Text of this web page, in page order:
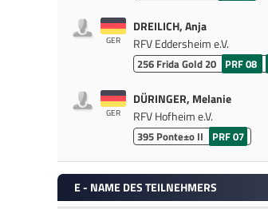
GER
DREILICH, Anja
RFV Eddersheim e.V.
256 Frida Gold 20 PRF 08
GER
DÜRINGER, Melanie
RFV Hofheim e.V.
395 Ponte±o II PRF 07
E - NAME DES TEILNEHMERS